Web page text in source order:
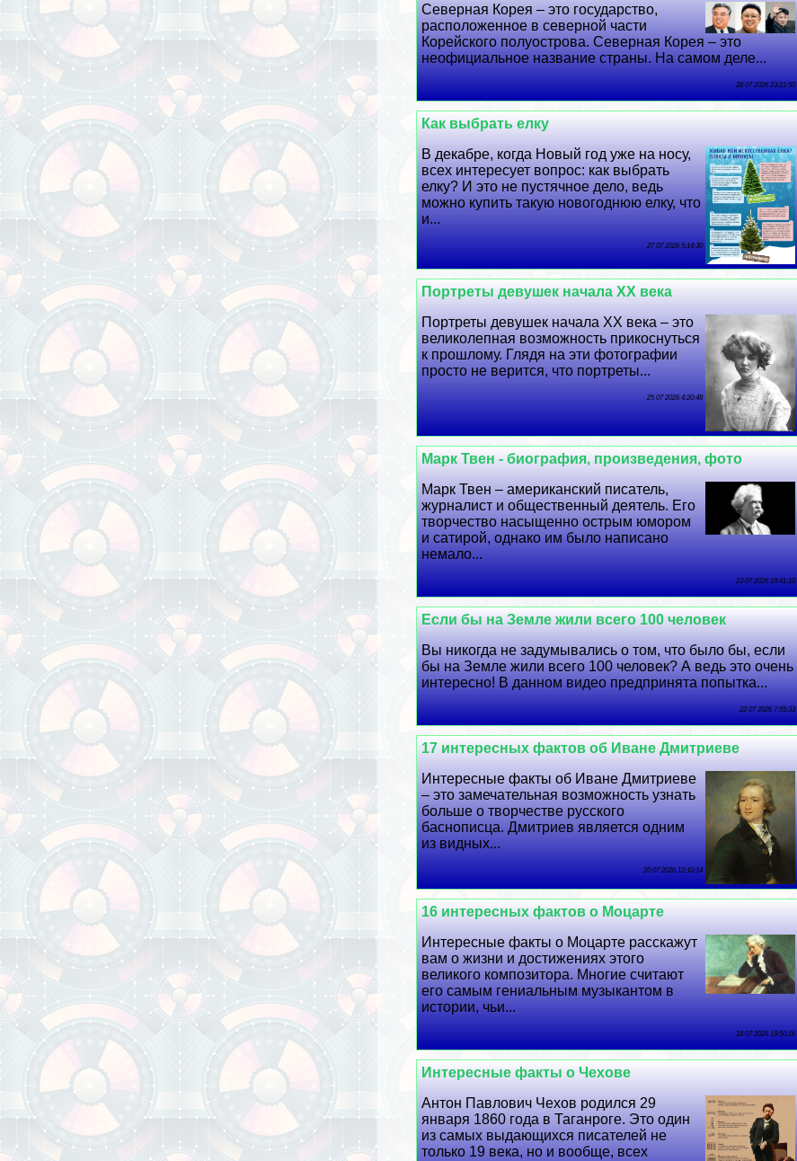
Северная Корея – это государство,
расположенное в северной части
Корейского полуострова. Северная Корея – это
неофициальное название страны. На самом деле...
28 07 2026 23:21:50
Как выбрать елку
В декабре, когда Новый год уже на носу,
всех интересует вопрос: как выбрать
елку? И это не пустячное дело, ведь
можно купить такую новогоднюю елку, что
и...
27 07 2026 5:14:30
Портреты дeвyшек начала XX века
Портреты дeвyшек начала XX века – это
великолепная возможность прикоснуться
к прошлому. Глядя на эти фотографии
просто не верится, что портреты...
25 07 2026 4:20:48
Марк Твен - биография, произведения, фото
Марк Твен – американский писатель,
журналист и общественный деятель. Его
творчество насыщенно острым юмором
и сатирой, однако им было написано
немало...
23 07 2026 19:41:10
Если бы на Земле жили всего 100 человек
Вы никогда не задумывались о том, что было бы, если
бы на Земле жили всего 100 человек? А ведь это очень
интересно! В данном видео предпринята попытка...
22 07 2026 7:55:33
17 интересных фактов об Иване Дмитриеве
Интересные факты об Иване Дмитриеве
– это замечательная возможность узнать
больше о творчестве русского
баснописца. Дмитриев является одним
из видных...
20 07 2026 12:10:14
16 интересных фактов о Моцарте
Интересные факты о Моцарте расскажут
вам о жизни и достижениях этого
великого композитора. Многие считают
его самым гениальным музыкантом в
истории, чьи...
18 07 2026 19:50:16
Интересные факты о Чехове
Антон Павлович Чехов родился 29
января 1860 года в Таганроге. Это один
из самых выдающихся писателей не
только 19 века, но и вообще, всех